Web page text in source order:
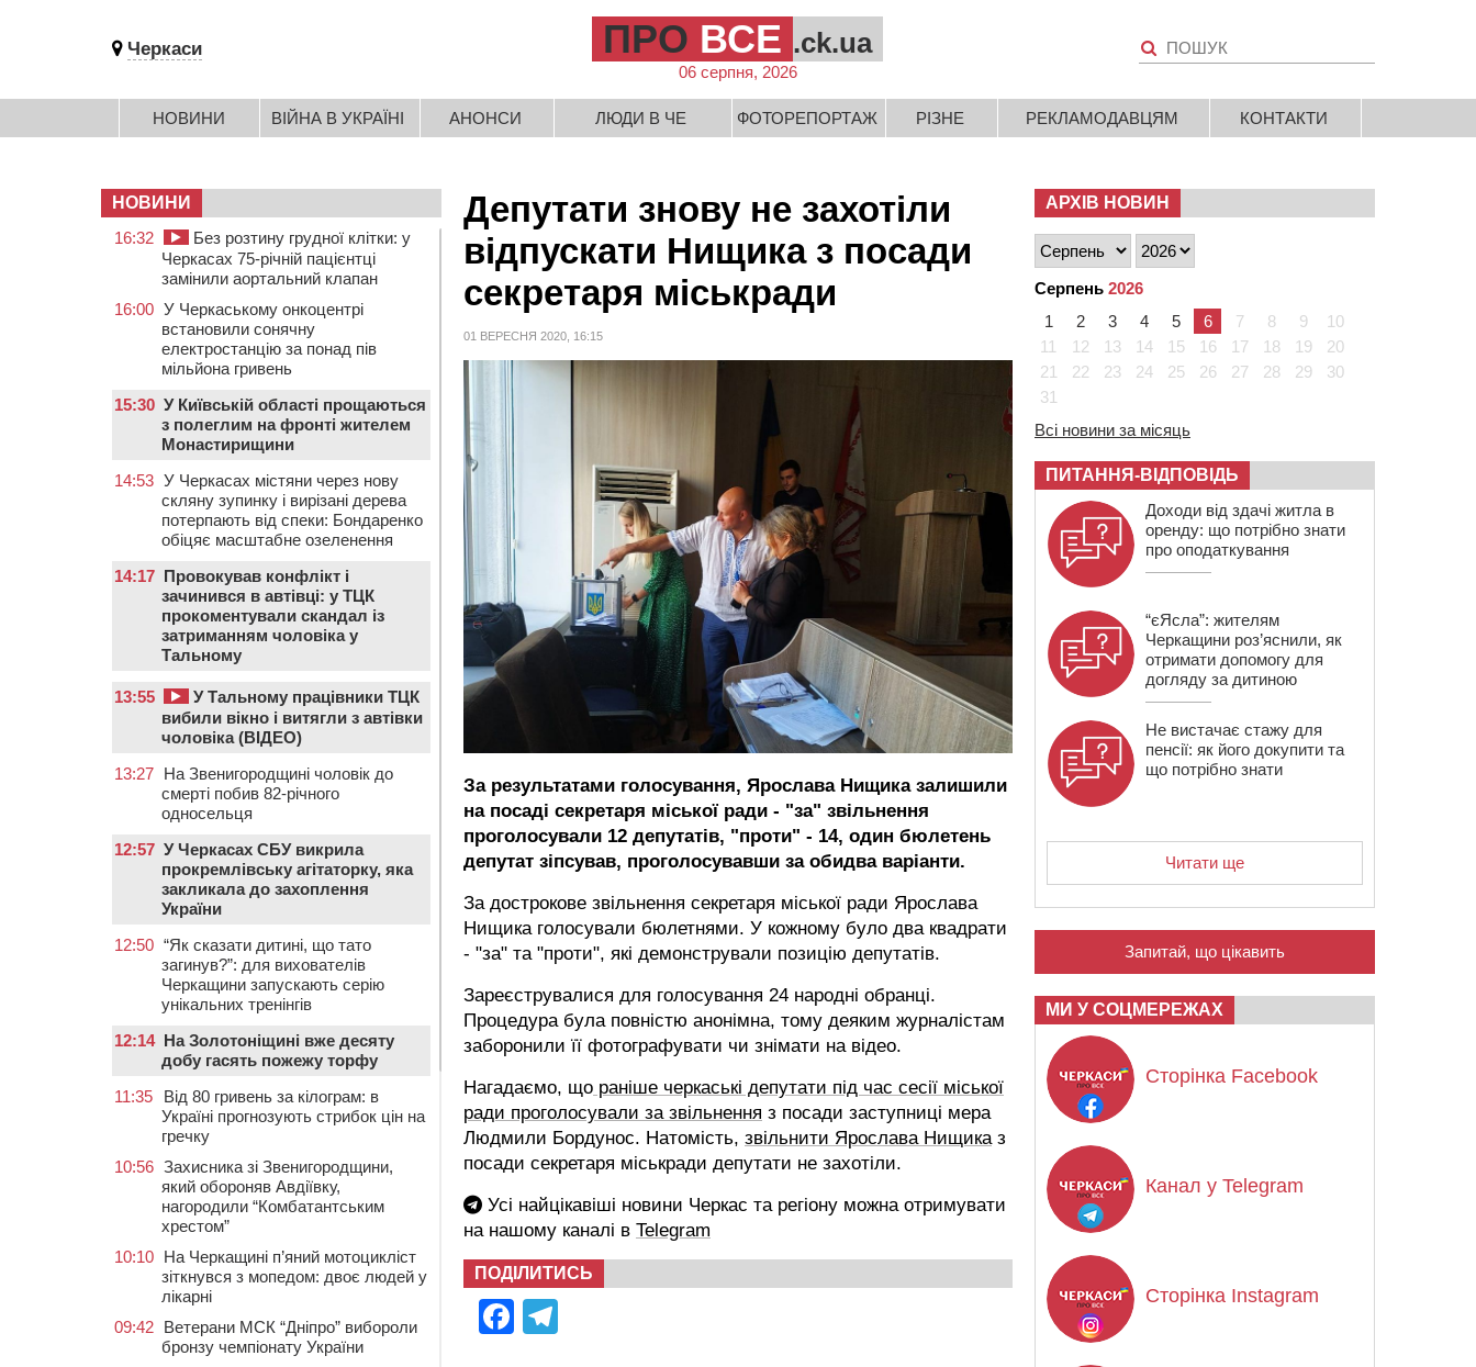
Черкаси ПРО ВСЕ .ck.ua
06 серпня, 2026
НОВИНИ ВІЙНА В УКРАЇНІ АНОНСИ ЛЮДИ В ЧЕ ФОТОРЕПОРТАЖ РІЗНЕ РЕКЛАМОДАВЦЯМ КОНТАКТИ
Депутати знову не захотіли
відпускати Нищика з посади
секретаря міськради
01 ВЕРЕСНЯ 2020, 16:15
За результатами голосування, Ярослава Нищика залишили
на посаді секретаря міської ради - "за" звільнення
проголосували 12 депутатів, "проти" - 14, один бюлетень
депутат зіпсував, проголосувавши за обидва варіанти.
За дострокове звільнення секретаря міської ради Ярослава
Нищика голосували бюлетнями. У кожному було два квадрати
- "за" та "проти", які демонстрували позицію депутатів.
Зареєструвалися для голосування 24 народні обранці.
Процедура була повністю анонімна, тому деяким журналістам
заборонили її фотографувати чи знімати на відео.
Нагадаємо, що раніше черкаські депутати під час сесії міської
ради проголосували за звільнення з посади заступниці мера
Людмили Бордунос. Натомість, звільнити Ярослава Нищиказ
посади секретаря міськради депутати не захотіли.
Усі найцікавіші новини Черкас та регіону можна отримувати
на нашому каналі в Telegram
ПОДІЛИТИСЬ
Facebook
НОВИНИ
16:32
Без розтину грудної клітки: у
Черкасах 75-річній пацієнтці
замінили аортальний клапан
16:00 У Черкаському онкоцентрі
встановили сонячну
електростанцію за понад пів
мільйона гривень
15:30 У Київській області прощаються
з полеглим на фронті жителем
Монастирищини
14:53 У Черкасах містяни через нову
скляну зупинку і вирізані дерева
потерпають від спеки: Бондаренко
обіцяє масштабне озеленення
14:17 Провокував конфлікт і
зачинився в автівці: у ТЦК
прокоментували скандал із
затриманням чоловіка у
Тальному
13:55
У Тальному працівники ТЦК
вибили вікно і витягли з автівки
чоловіка (ВІДЕО)
13:27 На Звенигородщині чоловік до
смерті побив 82-річного
односельця
12:57 У Черкасах СБУ викрила
прокремлівську агітаторку, яка
закликала до захоплення
України
12:50 “Як сказати дитині, що тато
загинув?”: для вихователів
Черкащини запускають серію
унікальних тренінгів
12:14 На Золотоніщині вже десяту
добу гасять пожежу торфу
11:35
Від 80 гривень за кілограм: в
Україні прогнозують стрибок цін на
гречку
10:56 Захисника зі Звенигородщини,
який обороняв Авдіївку,
нагородили “Комбатантським
хрестом”
10:10 На Черкащині п’яний мотоцикліст
зіткнувся з мопедом: двоє людей у
лікарні
09:42 Ветерани МСК “Дніпро” вибороли
бронзу чемпіонату України
АРХІВ НОВИН
Серпень 2026
1
2 3 4 5 6 7 8 9
10
11
12 13 14 15 16 17 18 19
20
21
22 23 24 25 26 27 28 29
30
31
Всі новини за місяць
ПИТАННЯ-ВІДПОВІДЬ
Доходи від здачі житла в
оренду: що потрібно знати
про оподаткування
“єЯсла”: жителям
Черкащини роз’яснили, як
отримати допомогу для
догляду за дитиною
Не вистачає стажу для
пенсії: як його докупити та
що потрібно знати
Читати ще
Запитай, що цікавить
МИ У СОЦМЕРЕЖАХ
Сторінка Facebook
Канал у Telegram
Сторінка Instagram